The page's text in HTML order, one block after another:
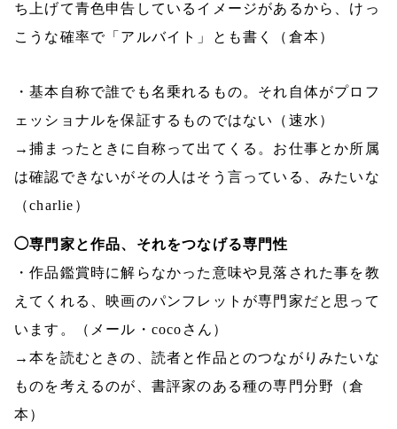
ち上げて青色申告しているイメージがあるから、けっ
こうな確率で「アルバイト」とも書く（倉本）
・基本自称で誰でも名乗れるもの。それ自体がプロフ
ェッショナルを保証するものではない（速水）
→捕まったときに自称って出てくる。お仕事とか所属
は確認できないがその人はそう言っている、みたいな
（charlie ）
◯専門家と作品、それをつなげる専門性
・作品鑑賞時に解らなかった意味や見落された事を教
えてくれる、映画のパンフレットが専門家だと思って
います。（メール・ coco さん）
→本を読むときの、読者と作品とのつながりみたいな
ものを考えるのが、書評家のある種の専門分野（倉
本）